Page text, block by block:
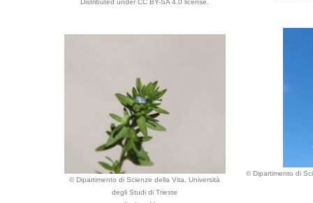
Distributed under CC BY-SA 4.0 license.
© Dipartimento di Scienze della Vita, Università
degli Studi di Trieste
© Dipartimento di